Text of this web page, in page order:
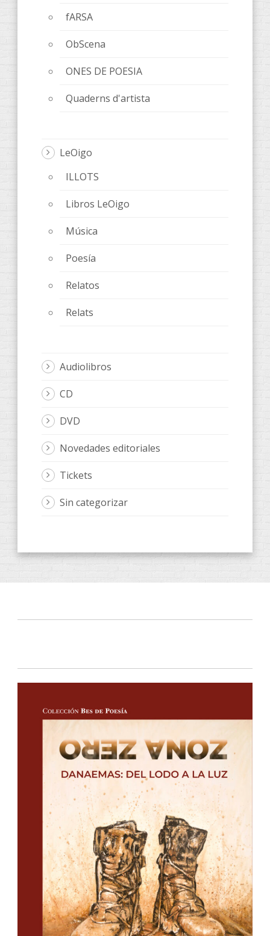
fARSA
ObScena
ONES DE POESIA
Quaderns d'artista
LeOigo
ILLOTS
Libros LeOigo
Música
Poesía
Relatos
Relats
Audiolibros
CD
DVD
Novedades editoriales
Tickets
Sin categorizar